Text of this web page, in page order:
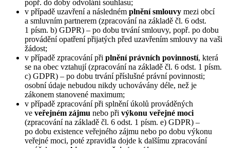
popř. do doby odvolání souhlasu;
v případě uzavření a následném plnění smlouvy mezi obcí
a smluvním partnerem (zpracování na základě čl. 6 odst.
1 písm. b) GDPR) – po dobu trvání smlouvy, popř. po dobu
provádění opatření přijatých před uzavřením smlouvy na vaši
žádost;
v případě zpracování při plnění právních povinností, která
se na obec vztahují (zpracování na základě čl. 6 odst. 1 písm.
c) GDPR) – po dobu trvání příslušné právní povinnosti;
osobní údaje nebudou nikdy uchovávány déle, než je
zákonem stanovené maximum;
v případě zpracování při splnění úkolů prováděných
ve veřejném zájmu nebo při výkonu veřejné moci
(zpracování na základě čl. 6 odst. 1 písm. e) GDPR) –
po dobu existence veřejného zájmu nebo po dobu výkonu
veřejné moci, poté zpravidla dojde k dalšímu zpracování